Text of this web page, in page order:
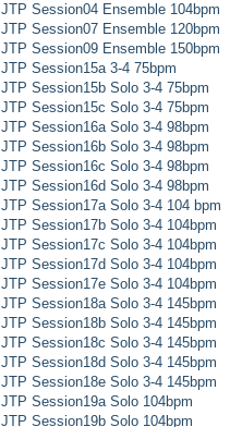
JTP Session04 Ensemble 104bpm
JTP Session07 Ensemble 120bpm
JTP Session09 Ensemble 150bpm
JTP Session15a 3-4 75bpm
JTP Session15b Solo 3-4 75bpm
JTP Session15c Solo 3-4 75bpm
JTP Session16a Solo 3-4 98bpm
JTP Session16b Solo 3-4 98bpm
JTP Session16c Solo 3-4 98bpm
JTP Session16d Solo 3-4 98bpm
JTP Session17a Solo 3-4 104 bpm
JTP Session17b Solo 3-4 104bpm
JTP Session17c Solo 3-4 104bpm
JTP Session17d Solo 3-4 104bpm
JTP Session17e Solo 3-4 104bpm
JTP Session18a Solo 3-4 145bpm
JTP Session18b Solo 3-4 145bpm
JTP Session18c Solo 3-4 145bpm
JTP Session18d Solo 3-4 145bpm
JTP Session18e Solo 3-4 145bpm
JTP Session19a Solo 104bpm
JTP Session19b Solo 104bpm